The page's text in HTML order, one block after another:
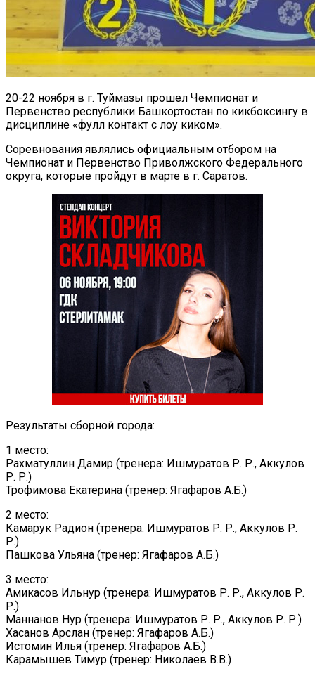
20-22 ноября в г. Туймазы прошел Чемпионат и
Первенство республики Башкортостан по кикбоксингу в
дисциплине «фулл контакт с лоу киком».
Соревнования являлись официальным отбором на
Чемпионат и Первенство Приволжского Федерального
округа, которые пройдут в марте в г. Саратов.
Результаты сборной города:
1 место:
Рахматуллин Дамир (тренера: Ишмуратов Р. Р., Аккулов
Р. Р.)
Трофимова Екатерина (тренер: Ягафаров А.Б.)
2 место:
Камарук Радион (тренера: Ишмуратов Р. Р., Аккулов Р.
Р.)
Пашкова Ульяна (тренер: Ягафаров А.Б.)
3 место:
Амикасов Ильнур (тренера: Ишмуратов Р. Р., Аккулов Р.
Р.)
Маннанов Нур (тренера: Ишмуратов Р. Р., Аккулов Р. Р.)
Хасанов Арслан (тренер: Ягафаров А.Б.)
Истомин Илья (тренер: Ягафаров А.Б.)
Карамышев Тимур (тренер: Николаев В.В.)